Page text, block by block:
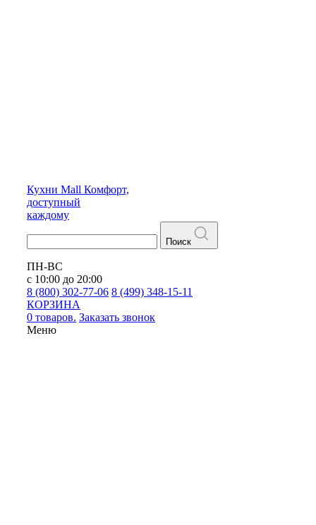
Кухни Mall Комфорт,
доступный
каждому
Поиск
ПН-ВС
с 10:00 до 20:00
8 (800) 302-77-06 8 (499) 348-15-11
КОРЗИНА
0 товаров. Заказать звонок
Меню